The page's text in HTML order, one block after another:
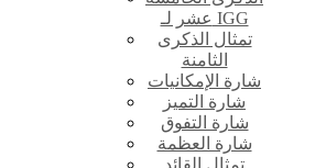
عشر لـ IGG
تمثال الذكرى
الثامنة
شارة الإمكانيات
شارة التميز
شارة التفوق
شارة العظمة